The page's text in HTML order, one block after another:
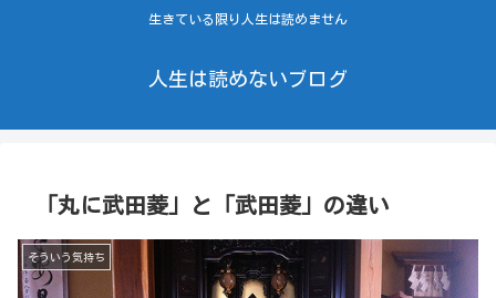
生きている限り人生は読めません
人生は読めないブログ
「丸に武田菱」と「武田菱」の違い
そういう気持ち